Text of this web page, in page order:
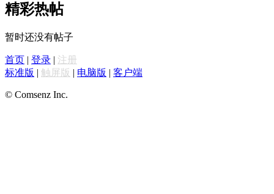
精彩热帖
暂时还没有帖子
首页 | 登录 | 注册
标准版 | 触屏版 | 电脑版 | 客户端
© Comsenz Inc.